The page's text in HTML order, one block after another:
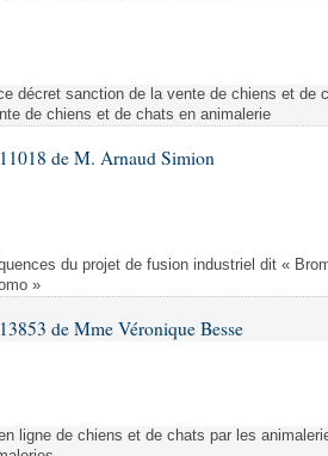
décret sanction de la vente de chiens et de
de chiens et de chats en animalerie
de M. Arnaud Simion
du projet de fusion industriel dit «
»
de Mme Véronique Besse
ligne de chiens et de chats par les